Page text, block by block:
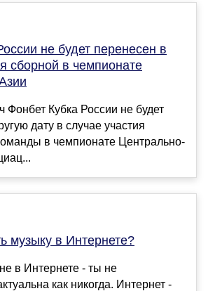
не будет перенесен в
сборной в чемпионате
Фонбет Кубка России не будет
дату в случае участия
в чемпионате Центрально-
музыку в Интернете?
в Интернете - ты не
как никогда. Интернет -